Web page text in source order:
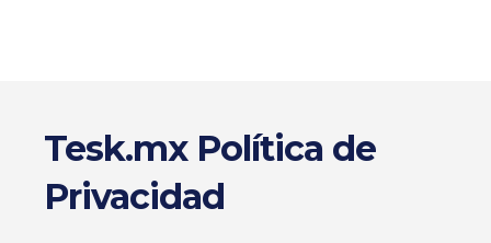
Tesk.mx Política de
Privacidad